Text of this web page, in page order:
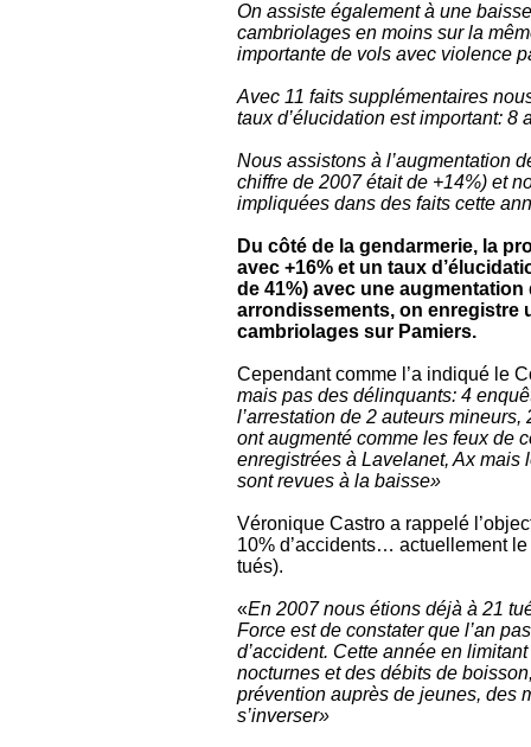
On assiste également à une
cambriolages en moins sur la
importante de vols avec violence
Avec 11 faits supplémentaires
taux d’élucidation est important: 8
Nous assistons à l’augmentation
chiffre de 2007 était de +14%) et
impliquées dans des faits cette
Du côté de la gendarmerie, la
avec +16% et un taux
de 41%) avec une
arrondissements, on enregistre
cambriolages sur Pamiers.
Cependant comme l’a indiqué le
mais pas des délinquants: 4
l’arrestation de 2 auteurs
ont augmenté comme les feux de
enregistrées à Lavelanet, Ax mais
sont revues à la baisse»
Véronique Castro a rappelé
10% d’accidents… actuellement
tués).
«En 2007 nous étions déjà à 21
Force est de constater que l’an
d’accident. Cette année en
nocturnes et des débits de
prévention auprès de jeunes, des
s’inverser»